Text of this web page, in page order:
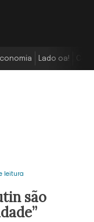
Lado oa!
leitura
são